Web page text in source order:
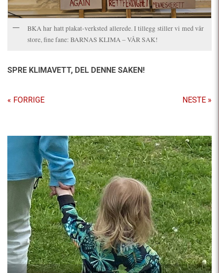
BKA har hatt plakat-verksted allerede. I tillegg stiller vi med vår
store, fine fane: BARNAS KLIMA – VÅR SAK!
SPRE KLIMAVETT, DEL DENNE SAKEN!
« FORRIGE NESTE »